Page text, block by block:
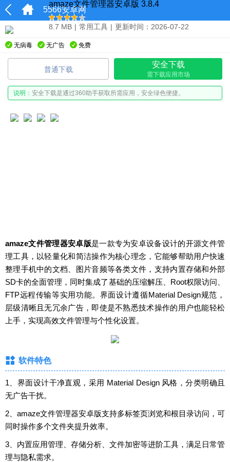
5566安卓网
amaze文件管理器安卓版 3.8.4
8.7 MB | 常用工具 | 更新时间：2026-07-22
无病毒 无广告 免费
普通下载
安全下载
需下载应用市场
说明： 安全下载是通过360助手获取所需应用，安全绿色便捷。
amaze文件管理器安卓版是一款专为安卓设备设计的开源文件管
理工具，以轻量化和简洁操作为核心理念，它能够帮助用户快速
整理手机中的文档、图片音频等各类文件，支持内置存储和外部
SD卡的全面管理，同时集成了基础的压缩解压、Root权限访问、
FTP远程传输等实用功能。界面设计遵循Material Design规范，
层级清晰且无冗余广告，即使是不熟悉技术操作的用户也能轻松
上手，实现高效文件管理与个性化设置。
软件特色
1、界面设计干净直观，采用 Material Design 风格，分类明确且
无广告干扰。
2、amaze文件管理器安卓版支持多标签页浏览和根目录访问，可
同时操作多个文件夹提升效率。
3、内置应用管理、存储分析、文件加密等进阶工具，满足日常管
理与隐私需求。